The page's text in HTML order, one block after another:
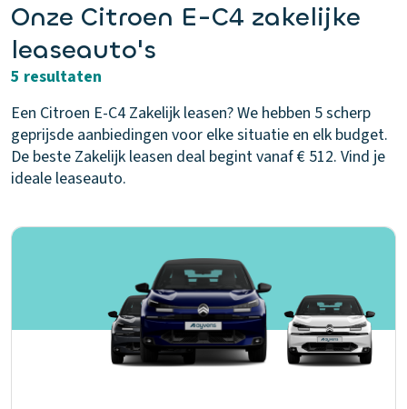
Onze Citroen E-C4 zakelijke
leaseauto's
5 resultaten
Een Citroen E-C4 Zakelijk leasen? We hebben 5 scherp
geprijsde aanbiedingen voor elke situatie en elk budget.
De beste Zakelijk leasen deal begint vanaf € 512. Vind je
ideale leaseauto.